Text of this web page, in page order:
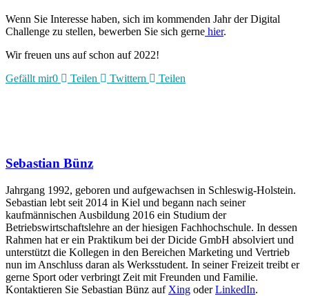
Wenn Sie Interesse haben, sich im kommenden Jahr der Digital
Challenge zu stellen, bewerben Sie sich gerne hier.
Wir freuen uns auf schon auf 2022!
Gefällt mir0 Teilen Twittern Teilen
Sebastian Bünz
Jahrgang 1992, geboren und aufgewachsen in Schleswig-Holstein.
Sebastian lebt seit 2014 in Kiel und begann nach seiner
kaufmännischen Ausbildung 2016 ein Studium der
Betriebswirtschaftslehre an der hiesigen Fachhochschule. In dessen
Rahmen hat er ein Praktikum bei der Dicide GmbH absolviert und
unterstützt die Kollegen in den Bereichen Marketing und Vertrieb
nun im Anschluss daran als Werksstudent. In seiner Freizeit treibt er
gerne Sport oder verbringt Zeit mit Freunden und Familie.
Kontaktieren Sie Sebastian Bünz auf Xing oderLinkedIn.